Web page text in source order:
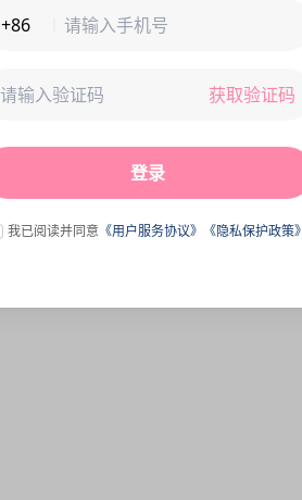
+86
获取验证码
登录
我已阅读并同意 《用户服务协议》 《隐私保护政策》